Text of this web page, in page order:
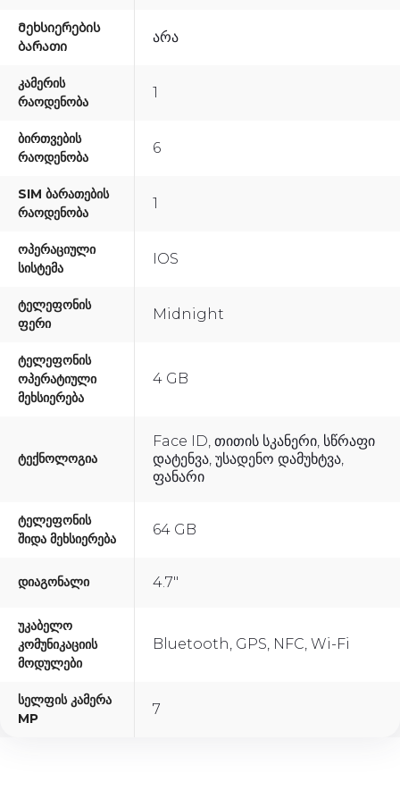
Მეხსიერების
Ბარათი
Არა
Კამერის
Რაოდენობა
1
Ბირთვების
Რაოდენობა
6
SIM Ბარათების
Რაოდენობა
1
Ოპერაციული
Სისტემა
IOS
Ტელეფონის
Ფერი
Midnight
Ტელეფონის
Ოპერატიული
Მეხსიერება
4 GB
Ტექნოლოგია
Face ID, Თითის Სკანერი, Სწრაფი
Დატენვა, Უსადენო Დამუხტვა,
Ფანარი
Ტელეფონის
Შიდა Მეხსიერება
64 GB
Დიაგონალი 4.7"
Უკაბელო
Კომუნიკაციის
Მოდულები
Bluetooth, GPS, NFC, Wi-Fi
Სელფის Კამერა
MP
7